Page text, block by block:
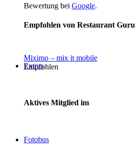
Extras
Fotobus
Bewertung bei Google.
Empfohlen von Restaurant Guru
Miximo – mix it mobile
Empfohlen
Aktives Mitglied im